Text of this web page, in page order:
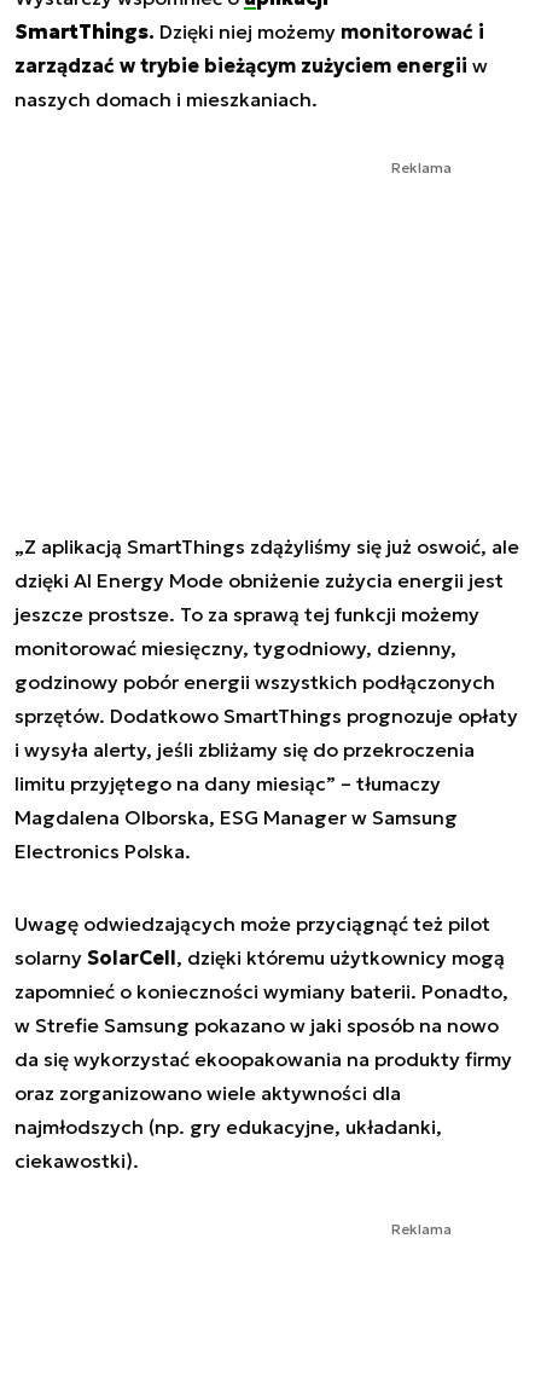
SmartThings. Dzięki niej możemy monitorować i
zarządzać w trybie bieżącym zużyciem energii w
naszych domach i mieszkaniach.
Reklama
„Z aplikacją SmartThings zdążyliśmy się już oswoić, ale
dzięki AI Energy Mode obniżenie zużycia energii jest
jeszcze prostsze. To za sprawą tej funkcji możemy
monitorować miesięczny, tygodniowy, dzienny,
godzinowy pobór energii wszystkich podłączonych
sprzętów. Dodatkowo SmartThings prognozuje opłaty
i wysyła alerty, jeśli zbliżamy się do przekroczenia
limitu przyjętego na dany miesiąc” – tłumaczy
Magdalena Olborska, ESG Manager w Samsung
Electronics Polska.
Uwagę odwiedzających może przyciągnąć też pilot
solarny SolarCell, dzięki któremu użytkownicy mogą
zapomnieć o konieczności wymiany baterii. Ponadto,
w Strefie Samsung pokazano w jaki sposób na nowo
da się wykorzystać ekoopakowania na produkty firmy
oraz zorganizowano wiele aktywności dla
najmłodszych (np. gry edukacyjne, układanki,
ciekawostki).
Reklama